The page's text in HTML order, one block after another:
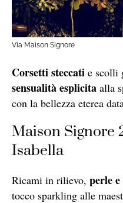
Via Maison Signore
Corsetti steccati e scolli
sensualità esplicita alla
con la bellezza eterea
Maison Signore
Isabella
Ricami in rilievo, perle
tocco sparkling alle